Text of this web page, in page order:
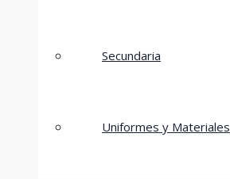
Secundaria
Uniformes y Materiales